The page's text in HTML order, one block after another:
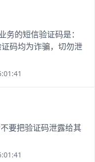
务的短信验证码是：
码均为诈骗，切勿泄
要把验证码泄露给其